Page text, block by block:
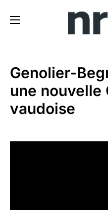
Genolier-
une nouvelle
vaudoise